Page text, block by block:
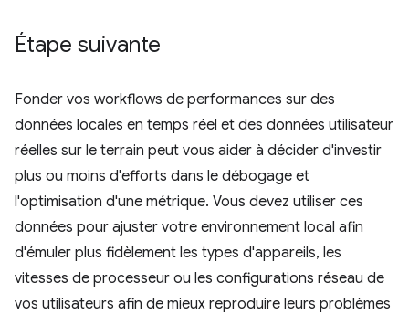
Étape suivante
Fonder vos workflows de performances sur des
données locales en temps réel et des données utilisateur
réelles sur le terrain peut vous aider à décider d'investir
plus ou moins d'efforts dans le débogage et
l'optimisation d'une métrique. Vous devez utiliser ces
données pour ajuster votre environnement local afin
d'émuler plus fidèlement les types d'appareils, les
vitesses de processeur ou les configurations réseau de
vos utilisateurs afin de mieux reproduire leurs problèmes